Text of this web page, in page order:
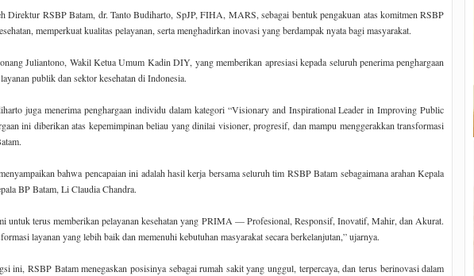
Direktur RSBP Batam, dr. Tanto Budiharto, SpJP, FIHA, MARS, sebagai bentuk pengakuan atas komitmen RSBP
memperkuat kualitas pelayanan, serta menghadirkan inovasi yang berdampak nyata bagi masyarakat.
Juliantono, Wakil Ketua Umum Kadin DIY, yang memberikan apresiasi kepada seluruh penerima penghargaan
publik dan sektor kesehatan di Indonesia.
juga menerima penghargaan individu dalam kategori “Visionary and Inspirational Leader in Improving Public
ini diberikan atas kepemimpinan beliau yang dinilai visioner, progresif, dan mampu menggerakkan transformasi
bahwa pencapaian ini adalah hasil kerja bersama seluruh tim RSBP Batam sebagaimana arahan Kepala
BP Batam, Li Claudia Chandra.
untuk terus memberikan pelayanan kesehatan yang PRIMA — Profesional, Responsif, Inovatif, Mahir, dan Akurat.
layanan yang lebih baik dan memenuhi kebutuhan masyarakat secara berkelanjutan,” ujarnya.
ini, RSBP Batam menegaskan posisinya sebagai rumah sakit yang unggul, terpercaya, dan terus berinovasi dalam